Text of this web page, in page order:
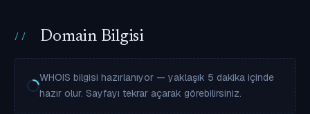
Domain Bilgisi
WHOIS bilgisi hazırlanıyor — yaklaşık 5 dakika içinde
hazır olur. Sayfayı tekrar açarak görebilirsiniz.